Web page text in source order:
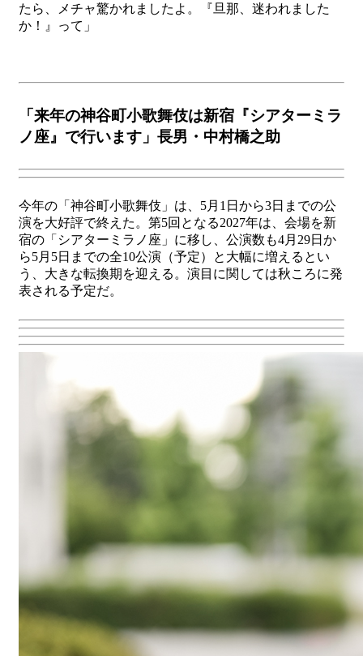
たら、メチャ驚かれましたよ。『旦那、迷われました
か！』って」
「来年の神谷町小歌舞伎は新宿『シアターミラ
ノ座』で行います」長男・中村橋之助
今年の「神谷町小歌舞伎」は、5月1日から3日までの公
演を大好評で終えた。第5回となる2027年は、会場を新
宿の「シアターミラノ座」に移し、公演数も4月29日か
ら5月5日までの全10公演（予定）と大幅に増えるとい
う、大きな転換期を迎える。演目に関しては秋ころに発
表される予定だ。